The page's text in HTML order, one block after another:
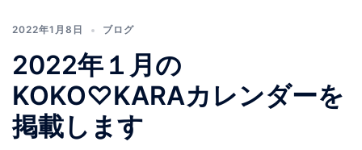
2022年1月8日 ブログ
2022年１月の
KOKO♡KARAカレンダーを
掲載します